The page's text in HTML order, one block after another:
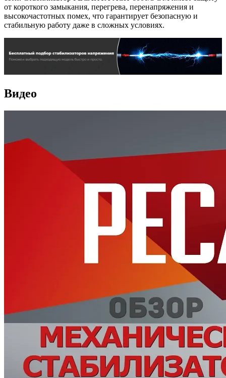
от короткого замыкания, перегрева, перенапряжения и
высокочастотных помех, что гарантирует безопасную и
стабильную работу даже в сложных условиях.
Видео